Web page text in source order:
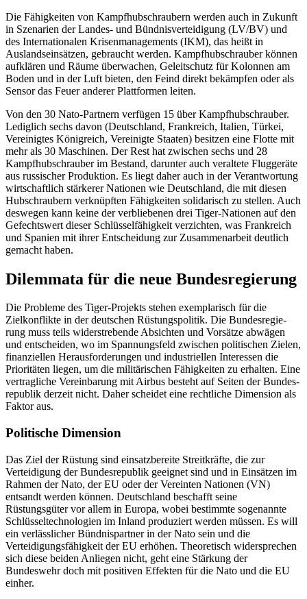
Die Fähigkeiten von Kampfhubschraubern werden auch in Zukunft
in Szenarien der Landes- und Bündnisverteidigung (LV/BV) und
des Internationalen Krisen­managements (IKM), das heißt in
Auslandseinsätzen, gebraucht werden. Kampfhubschrauber können
aufklären und Räume überwachen, Geleitschutz für Kolonnen am
Boden und in der Luft bieten, den Feind direkt bekämpfen oder als
Sensor das Feuer anderer Platt­formen leiten.
Von den 30 Nato-Partnern verfügen 15 über Kampfhubschrauber.
Lediglich sechs davon (Deutschland, Frankreich, Italien, Türkei,
Vereinigtes Königreich, Vereinigte Staaten) besitzen eine Flotte mit
mehr als 30 Maschinen. Der Rest hat zwischen sechs und 28
Kampfhubschrauber im Bestand, darunter auch veraltete Fluggeräte
aus rus­sischer Produktion. Es liegt daher auch in der Verantwortung
wirtschaftlich stärkerer Nationen wie Deutschland, die mit diesen
Hubschraubern verknüpften Fähigkeiten solidarisch zu stellen. Auch
des­wegen kann keine der verbliebenen drei Tiger-Nationen auf den
Gefechtswert dieser Schlüsselfähig­keit verzichten, was Frankreich
und Spa­nien mit ihrer Entscheidung zur Zusammen­arbeit deutlich
gemacht haben.
Dilemmata für die neue Bundesregierung
Die Probleme des Tiger-Projekts stehen ex­emplarisch für die
Zielkonflikte in der deut­schen Rüstungspolitik. Die Bundes­regie­
rung muss teils widerstrebende Absichten und Vorsätze abwägen
und entscheiden, wo im Spannungsfeld zwischen politischen Zielen,
finanziellen Herausforderungen und industriellen Interessen die
Prioritäten liegen, um die militärischen Fähigkeiten zu erhalten. Eine
vertragliche Vereinbarung mit Airbus besteht auf Seiten der Bundes­
republik derzeit nicht. Daher scheidet eine rechtliche Dimension als
Faktor aus.
Politische Dimension
Das Ziel der Rüstung sind einsatzbereite Streitkräfte, die zur
Verteidigung der Bun­desrepublik geeignet sind und in Einsätzen im
Rahmen der Nato, der EU oder der Ver­einten Nationen (VN)
entsandt werden kön­nen. Deutschland beschafft seine
Rüstungsgüter vor allem in Europa, wo­bei bestimmte sogenannte
Schlüsseltechnologien im In­land produziert werden müssen. Es will
ein verlässlicher Bündnispartner in der Nato sein und die
Verteidigungsfähigkeit der EU erhöhen. Theoretisch widersprechen
sich diese beiden Anliegen nicht, geht eine Stär­kung der
Bundeswehr doch mit positiven Effekten für die Nato und die EU
einher.